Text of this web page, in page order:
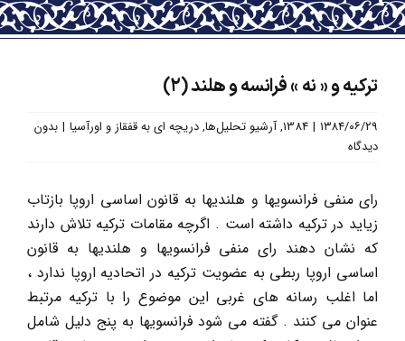
ترکیه و « نه » فرانسه و هلند (۲)
۱۳۸۴/۰۶/۲۹ |
1384
,آرشیو تحلیل‌ها,دریچه ای به قفقاز و اورآسیا | بدون
دیدگاه
رای منفی فرانسویها و هلندیها به قانون اساسی اروپا بازتاب
زیاید در ترکیه داشته است . اگرچه مقامات ترکیه تلاش دارند
که نشان دهند رای منفی فرانسویها و هلندیها به قانون
اساسی اروپا ربطی به عضویت ترکیه در اتحادیه اروپا ندارد ،
اما اغلب رسانه های غربی این موضوع را با ترکیه مرتبط
عنوان می کنند . گفته می شود فرانسویها به پنج دلیل شامل